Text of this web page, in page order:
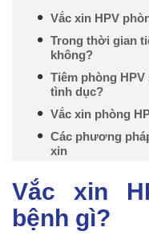
Vắc xin HPV
Trong thời gian
không?
Tiêm phòng
tình dục?
Vắc xin phòng
Các phương
xin
Vắc xin
bệnh gì?